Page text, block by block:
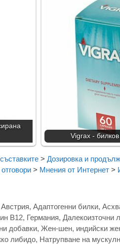
Vigrax -
> Дозировка и
> Мнения от Интернет >
Австрия, Адаптогенни билки,
В12, Германия, Далекоизточни
добавки, Жен-шен, индийски
либидо, Натрупване на